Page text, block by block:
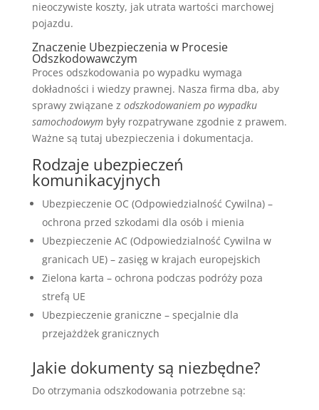
nieoczywiste koszty, jak utrata wartości marchowej
pojazdu.
Znaczenie Ubezpieczenia w Procesie
Odszkodowawczym
Proces odszkodowania po wypadku wymaga
dokładności i wiedzy prawnej. Nasza firma dba, aby
sprawy związane z odszkodowaniem po wypadku
samochodowymbyły rozpatrywane zgodnie z prawem.
Ważne są tutaj ubezpieczenia i dokumentacja.
Rodzaje ubezpieczeń
komunikacyjnych
Ubezpieczenie OC (Odpowiedzialność Cywilna) –
ochrona przed szkodami dla osób i mienia
Ubezpieczenie AC (Odpowiedzialność Cywilna w
granicach UE) – zasięg w krajach europejskich
Zielona karta – ochrona podczas podróży poza
strefą UE
Ubezpieczenie graniczne – specjalnie dla
przejażdżek granicznych
Jakie dokumenty są niezbędne?
Do otrzymania odszkodowania potrzebne są: